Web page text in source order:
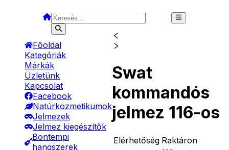
Főoldal
Kategóriák
Márkák
Üzletünk
Kapcsolat
Facebook
Natúrkozmetikumok
Jelmezek
Jelmez kiegészítők
Bontempi
hangszerek
Swat
kommandós
jelmez 116-os
Elérhetőség Raktáron